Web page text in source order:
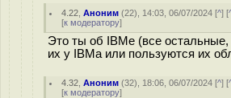
4.22 ,Аноним (22), 14:03, 06/07/2024 [^] [
[к модератору]
Это ты об IBMе (все остальные,
их у IBMа или пользуются их
4.32 ,Аноним (32), 18:06, 06/07/2024 [^] [
[к модератору]